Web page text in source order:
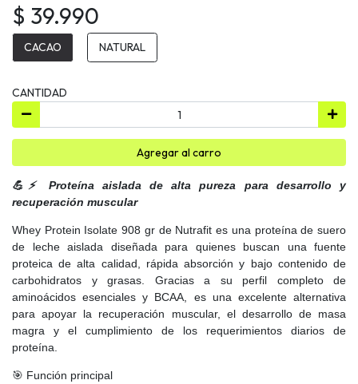
$ 39.990
CACAO NATURAL
CANTIDAD
Agregar al carro
💪⚡ Proteína aislada de alta pureza para desarrollo y
recuperación muscular
Whey Protein Isolate 908 gr de Nutrafit es una proteína de suero
de leche aislada diseñada para quienes buscan una fuente
proteica de alta calidad, rápida absorción y bajo contenido de
carbohidratos y grasas. Gracias a su perfil completo de
aminoácidos esenciales y BCAA, es una excelente alternativa
para apoyar la recuperación muscular, el desarrollo de masa
magra y el cumplimiento de los requerimientos diarios de
proteína.
🎯 Función principal